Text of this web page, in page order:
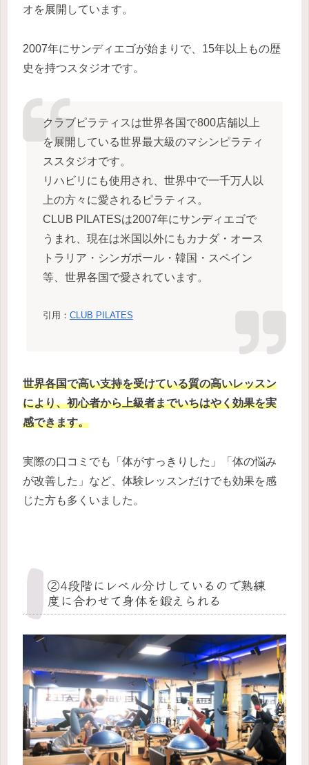
オを展開しています。
2007年にサンディエゴが始まりで、15年以上もの歴
史を持つスタジオです。
クラブピラティスは世界各国で800店舗以上
を展開している世界最大級のマシンピラティ
ススタジオです。
リハビリにも使用され、世界中で一千万人以
上の方々に愛されるピラティス。
CLUB PILATESは2007年にサンディエゴで
うまれ、現在は米国以外にもカナダ・オース
トラリア・シンガポール・韓国・スペイン
等、世界各国で愛されています。
引用： CLUB PILATES
世界各国で高い支持を受けている質の高いレッスン
により、初心者から上級者までいちはやく効果を実
感できます。
実際の口コミでも「体がすっきりした」「体の悩み
が改善した」など、体験レッスンだけでも効果を感
じた方も多くいました。
②4段階にレベル分けしているので熟練
度に合わせて身体を鍛えられる